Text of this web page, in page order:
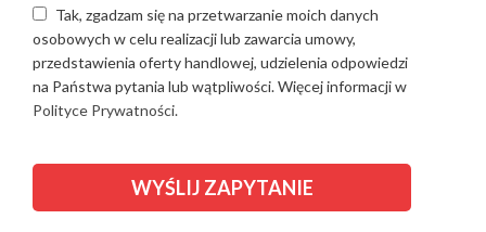
Tak, zgadzam się na przetwarzanie moich danych
osobowych w celu realizacji lub zawarcia umowy,
przedstawienia oferty handlowej, udzielenia odpowiedzi
na Państwa pytania lub wątpliwości. Więcej informacji w
Polityce Prywatności.